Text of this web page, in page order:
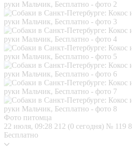
Фото питомца
22 июля, 09:28 212 (0 сегодня) № 119
Бесплатно